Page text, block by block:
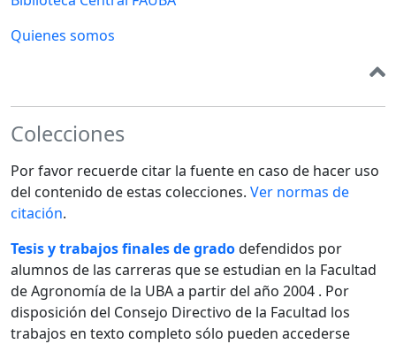
Quienes somos
Colecciones
Por favor recuerde citar la fuente en caso de hacer uso
del contenido de estas colecciones. Ver normas de
citación.
Tesis y trabajos finales de gradodefendidos por
alumnos de las carreras que se estudian en la Facultad
de Agronomía de la UBA a partir del año 2004 . Por
disposición del Consejo Directivo de la Facultad los
trabajos en texto completo sólo pueden accederse